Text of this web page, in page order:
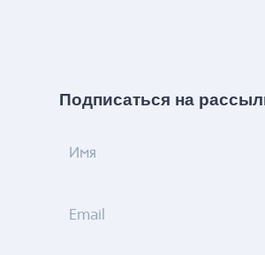
Подписаться на
Имя
Email